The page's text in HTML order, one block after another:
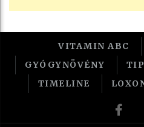
VITAMIN ABC
GYÓGYNÖVÉNY
TIMELINE